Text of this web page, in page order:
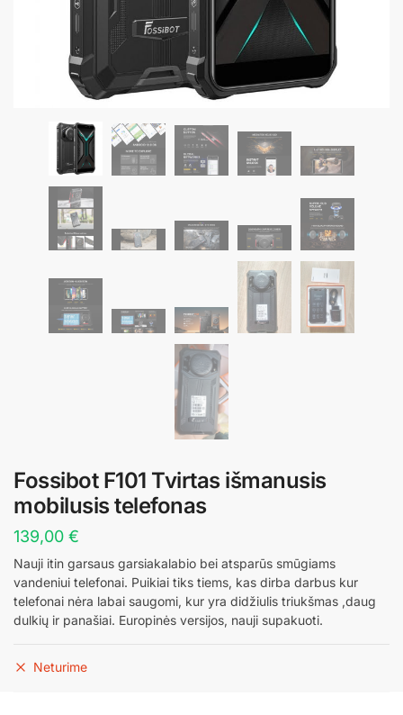
Fossibot F101 Tvirtas išmanusis
mobilusis telefonas
139,00 €
Nauji itin garsaus garsiakalabio bei atsparūs smūgiams
vandeniui telefonai. Puikiai tiks tiems, kas dirba darbus kur
telefonai nėra labai saugomi, kur yra didžiulis triukšmas ,daug
dulkių ir panašiai. Europinės versijos, nauji supakuoti.
Neturime